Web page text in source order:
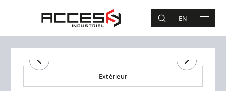
Accès Industriel
RECHERCHE
EN MAIN
Recherche
Précédent Suivant
Extérieur